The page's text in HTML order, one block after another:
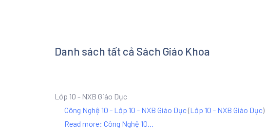
Danh sách tất cả Sách Giáo Khoa
Lớp 10 - NXB Giáo Dục
Công Nghệ 10 - Lớp 10 - NXB Giáo Dục(Lớp 10 - NXB Giáo Dục)
Read more: Công Nghệ 10...